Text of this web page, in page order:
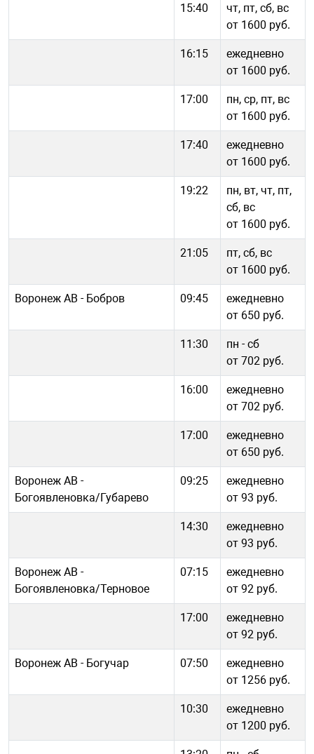
15:40
чт, пт, сб, вс
от 1600 руб.
16:15
ежедневно
от 1600 руб.
17:00
пн, ср, пт, вс
от 1600 руб.
17:40
ежедневно
от 1600 руб.
19:22
пн, вт, чт, пт,
сб, вс
от 1600 руб.
21:05
пт, сб, вс
от 1600 руб.
Воронеж АВ - Бобров 09:45
ежедневно
от 650 руб.
11:30
пн - cб
от 702 руб.
16:00
ежедневно
от 702 руб.
17:00
ежедневно
от 650 руб.
Воронеж АВ -
Богоявленовка/Губарево
09:25
ежедневно
от 93 руб.
14:30
ежедневно
от 93 руб.
Воронеж АВ -
Богоявленовка/Терновое
07:15
ежедневно
от 92 руб.
17:00
ежедневно
от 92 руб.
Воронеж АВ - Богучар 07:50
ежедневно
от 1256 руб.
10:30
ежедневно
от 1200 руб.